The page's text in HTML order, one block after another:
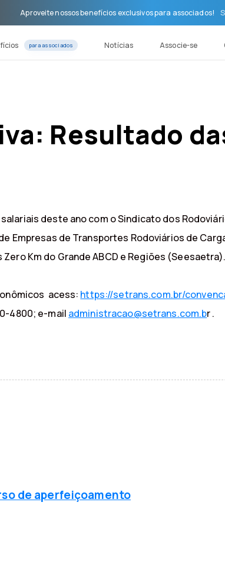
Aproveite nossos benefícios exclusivos para associados!
para associados Notícias Associe-se
Resultado
deste ano com o Sindicato dos
Empresas de Transportes Rodoviários de
Km do Grande ABCD e Regiões
acess: https://setrans.com.br/
4800; e-mail administracao@setrans.com.br .
de aperfeiçoamento